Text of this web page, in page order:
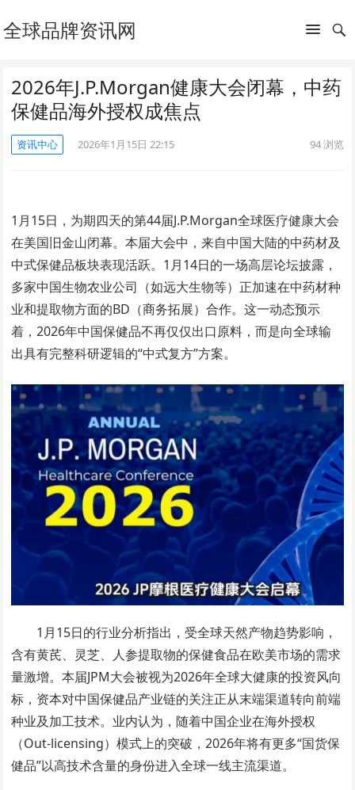
全球品牌资讯网
2026年J.P.Morgan健康大会闭幕，中药
保健品海外授权成焦点
资讯中心 2026年1月15日 22:15 94浏览
1月15日，为期四天的第44届J.P.Morgan全球医疗健康大会
在美国旧金山闭幕。本届大会中，来自中国大陆的中药材及
中式保健品板块表现活跃。1月14日的一场高层论坛披露，
多家中国生物农业公司（如远大生物等）正加速在中药材种
业和提取物方面的BD（商务拓展）合作。这一动态预示
着，2026年中国保健品不再仅仅出口原料，而是向全球输
出具有完整科研逻辑的“中式复方”方案。
1月15日的行业分析指出，受全球天然产物趋势影响，
含有黄芪、灵芝、人参提取物的保健食品在欧美市场的需求
量激增。本届JPM大会被视为2026年全球大健康的投资风向
标，资本对中国保健品产业链的关注正从末端渠道转向前端
种业及加工技术。业内认为，随着中国企业在海外授权
（Out-licensing）模式上的突破，2026年将有更多“国货保
健品”以高技术含量的身份进入全球一线主流渠道。